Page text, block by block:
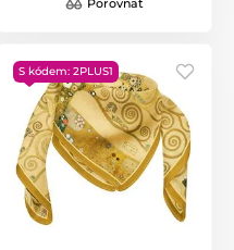
S kódem: 2PLUS1